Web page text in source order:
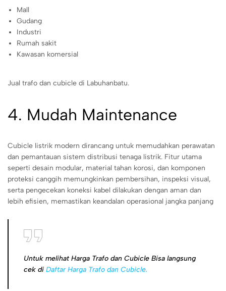
Mall
Gudang
Industri
Rumah sakit
Kawasan komersial
Jual trafo dan cubicle di Labuhanbatu.
4. Mudah Maintenance
Cubicle listrik modern dirancang untuk memudahkan perawatan
dan pemantauan sistem distribusi tenaga listrik. Fitur utama
seperti desain modular, material tahan korosi, dan komponen
proteksi canggih memungkinkan pembersihan, inspeksi visual,
serta pengecekan koneksi kabel dilakukan dengan aman dan
lebih efisien, memastikan keandalan operasional jangka panjang
Untuk melihat Harga Trafo dan Cubicle Bisa langsung
cek di Daftar Harga Trafo dan Cubicle.